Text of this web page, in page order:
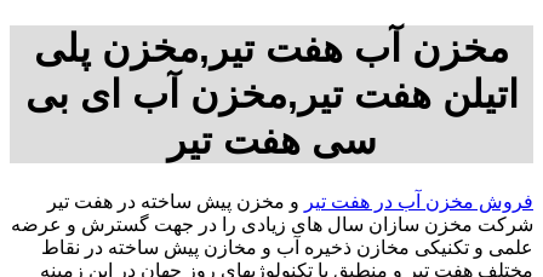
مخزن آب هفت تیر,مخزن پلی
اتیلن هفت تیر,مخزن آب ای بی
سی هفت تیر
فروش مخزن آب در هفت تیر و مخزن پیش ساخته در هفت تیر
شرکت مخزن سازان سال های زیادی را در جهت گسترش و عرضه
علمی و تکنیکی مخازن ذخیره آب و مخازن پیش ساخته در نقاط
مختلف هفت تیر و منطبق با تکنولوژیهای روز جهان در این زمینه